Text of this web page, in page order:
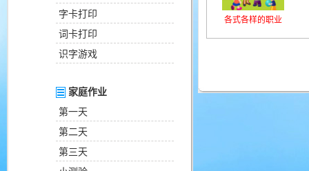
字卡打印
词卡打印
识字游戏
家庭作业
第一天
第二天
第三天
各式各样的职业